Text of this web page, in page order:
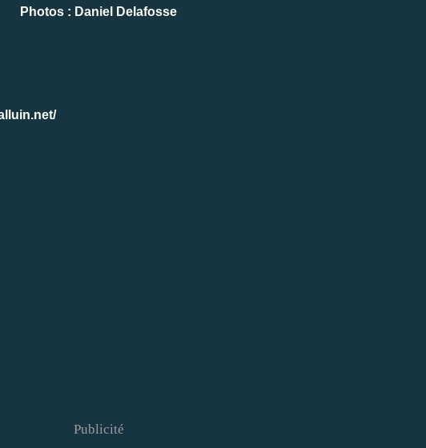
Photos : Daniel Delafosse
Publicité